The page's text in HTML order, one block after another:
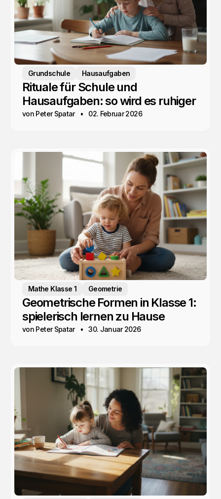
Grundschule Hausaufgaben
Rituale für Schule und
Hausaufgaben: so wird es ruhiger
von Peter Spatar 02. Februar 2026
Mathe Klasse 1 Geometrie
Geometrische Formen in Klasse 1:
spielerisch lernen zu Hause
von Peter Spatar 30. Januar 2026